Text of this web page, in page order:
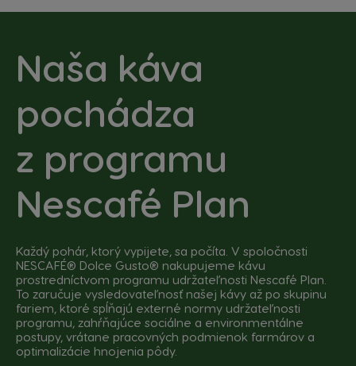
Naša káva
pochádza
z programu
Nescafé Plan
Každý pohár, ktorý vypijete, sa počíta. V spoločnosti
NESCAFÉ® Dolce Gusto® nakupujeme kávu
prostredníctvom programu udržateľnosti Nescafé Plan.
To zaručuje vysledovateľnosť našej kávy až po skupinu
fariem, ktoré spĺňajú externé normy udržateľnosti
programu, zahŕňajúce sociálne a environmentálne
postupy, vrátane pracovných podmienok farmárov a
optimalizácie hnojenia pôdy.